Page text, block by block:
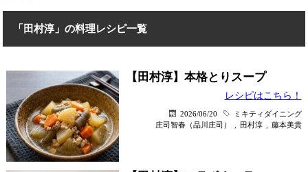
「田村淳」の料理レシピ一覧
【田村淳】本格とりスープ
レシピはこちら！
2026/06/20
ミキティダイニング
庄司智春（品川庄司）
田村淳 藤本美貴